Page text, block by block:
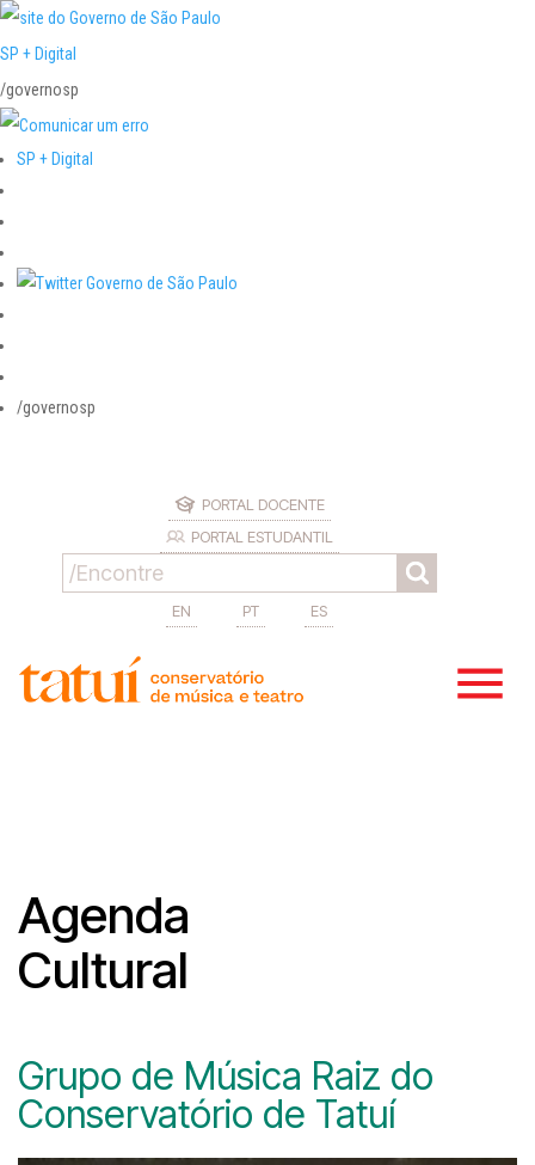
SP + Digital
/governosp
SP + Digital
/governosp
PORTAL DOCENTE
PORTAL ESTUDANTIL
EN PT ES
Agenda
Cultural
Grupo de Música Raiz do
Conservatório de Tatuí